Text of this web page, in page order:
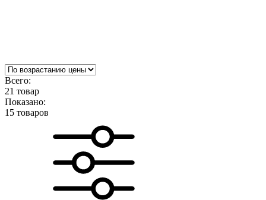
Всего:
21 товар
Показано:
15 товаров